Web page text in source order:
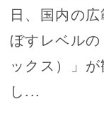
日、国内の
ぼすレベル
ックス）」
し...